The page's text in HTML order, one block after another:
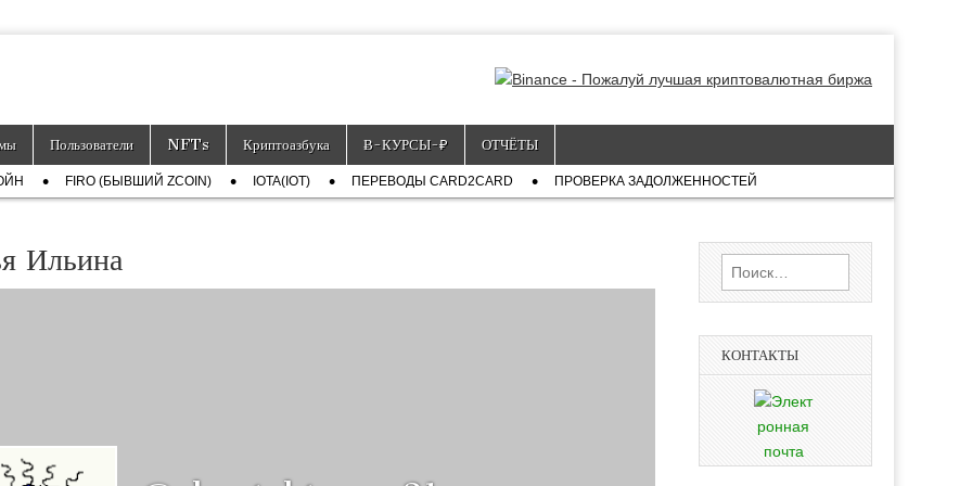
Пользователи NFTs Криптоазбука Ƀ-КУРСЫ-₽ ОТЧЁТЫ
FIRO (БЫВШИЙ ZCOIN) IOTA(IOT) ПЕРЕВОДЫ CARD2CARD ПРОВЕРКА ЗАДОЛЖЕННОСТЕЙ
Ильина Найти:
КОНТАКТЫ